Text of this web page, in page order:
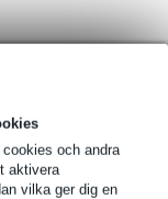
och andra
aktivera
vilka ger dig en